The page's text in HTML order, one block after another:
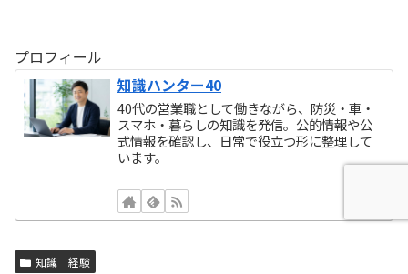
プロフィール
知識ハンター40
40代の営業職として働きながら、防災・車・
スマホ・暮らしの知識を発信。公的情報や公
式情報を確認し、日常で役立つ形に整理して
います。
知識 経験